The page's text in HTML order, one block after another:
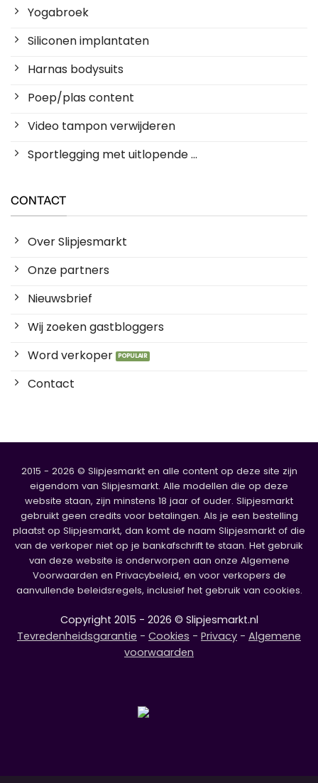
Yogabroek
Siliconen implantaten
Harnas bodysuits
Poep/plas content
Video tampon verwijderen
Sportlegging met uitlopende ...
CONTACT
Over Slipjesmarkt
Onze partners
Nieuwsbrief
Wij zoeken gastbloggers
Word verkoper
Contact
2015 - 2026 © Slipjesmarkt en alle content op deze site zijn
eigendom van Slipjesmarkt. Alle modellen die op deze
website staan, zijn minstens 18 jaar of ouder. Slipjesmarkt
gebruikt geen credits voor betalingen. Als je een bestelling
plaatst op Slipjesmarkt, dan komt de naam Slipjesmarkt of die
van de verkoper niet op je bankafschrift te staan. Het gebruik
van deze website is onderworpen aan onze Algemene
Voorwaarden en Privacybeleid, en voor verkopers de
aanvullende beleidsregels, inclusief het gebruik van cookies.
Copyright 2015 - 2026 © Slipjesmarkt.nl
Tevredenheidsgarantie - Cookies - Privacy - Algemene
voorwaarden